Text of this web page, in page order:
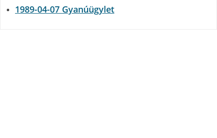
1989-04-07 Gyanúügylet